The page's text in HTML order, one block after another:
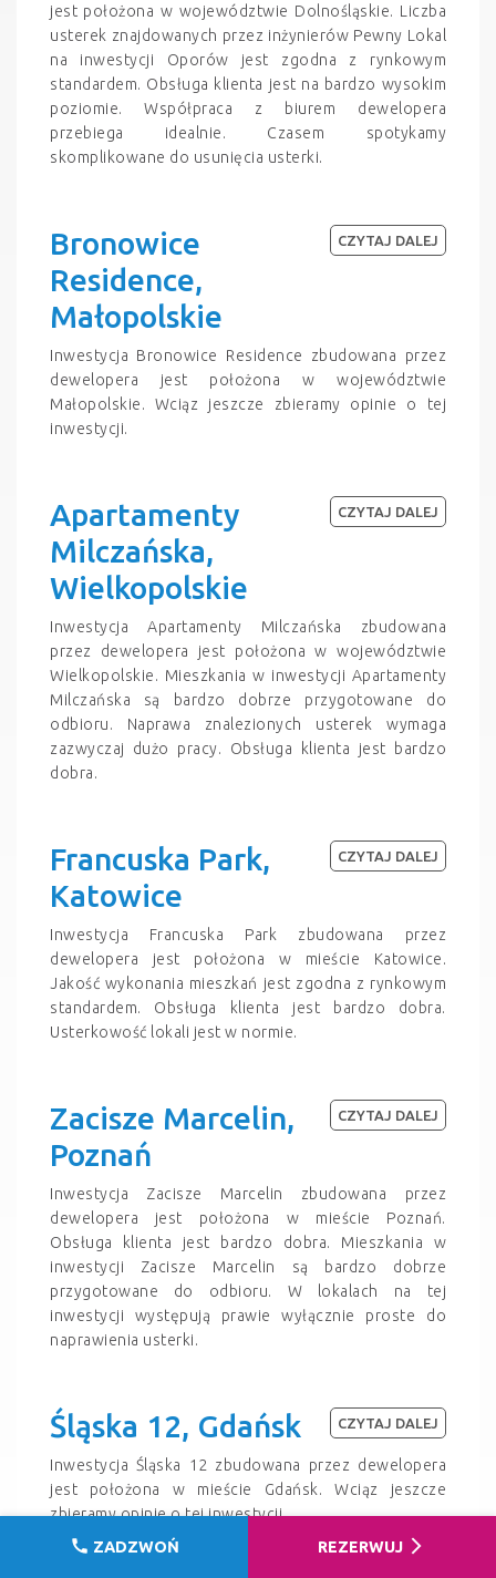
jest położona w województwie Dolnośląskie. Liczba
usterek znajdowanych przez inżynierów Pewny Lokal
na inwestycji Oporów jest zgodna z rynkowym
standardem. Obsługa klienta jest na bardzo wysokim
poziomie. Współpraca z biurem dewelopera
przebiega idealnie. Czasem spotykamy
skomplikowane do usunięcia usterki.
Bronowice
Residence,
Małopolskie
Inwestycja Bronowice Residence zbudowana przez
dewelopera jest położona w województwie
Małopolskie. Wciąz jeszcze zbieramy opinie o tej
inwestycji.
CZYTAJ DALEJ
Apartamenty
Milczańska,
Wielkopolskie
Inwestycja Apartamenty Milczańska zbudowana
przez dewelopera jest położona w województwie
Wielkopolskie. Mieszkania w inwestycji Apartamenty
Milczańska są bardzo dobrze przygotowane do
odbioru. Naprawa znalezionych usterek wymaga
zazwyczaj dużo pracy. Obsługa klienta jest bardzo
dobra.
CZYTAJ DALEJ
Francuska Park,
Katowice
Inwestycja Francuska Park zbudowana przez
dewelopera jest położona w mieście Katowice.
Jakość wykonania mieszkań jest zgodna z rynkowym
standardem. Obsługa klienta jest bardzo dobra.
Usterkowość lokali jest w normie.
CZYTAJ DALEJ
Zacisze Marcelin,
Poznań
Inwestycja Zacisze Marcelin zbudowana przez
dewelopera jest położona w mieście Poznań.
Obsługa klienta jest bardzo dobra. Mieszkania w
inwestycji Zacisze Marcelin są bardzo dobrze
przygotowane do odbioru. W lokalach na tej
inwestycji występują prawie wyłącznie proste do
naprawienia usterki.
CZYTAJ DALEJ
Śląska 12, Gdańsk
Inwestycja Śląska 12 zbudowana przez dewelopera
jest położona w mieście Gdańsk. Wciąz jeszcze
zbieramy opinie o tej inwestycji.
CZYTAJ DALEJ
call ZADZWOŃ REZERWUJ arrow_forward_ios